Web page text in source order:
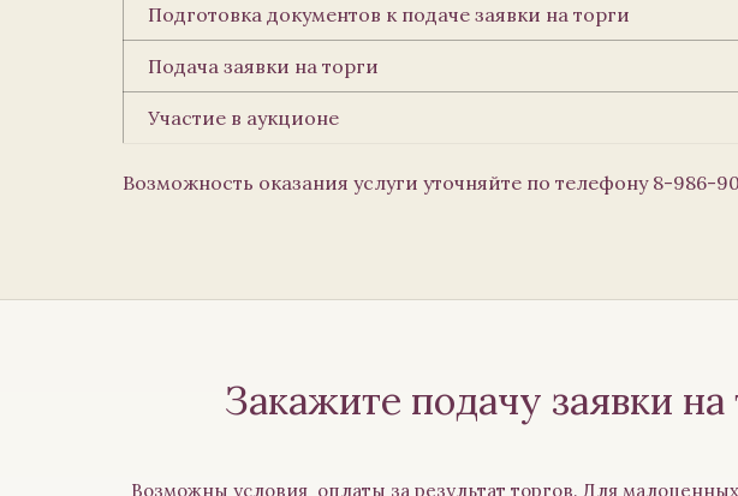
Подготовка документов к подаче заявки на торги
Подача заявки на торги
Участие в аукционе
Возможность оказания услуги уточняйте по телефону 8-986-
Закажите подачу заявки
Возможны условия оплаты за результат торгов. Для